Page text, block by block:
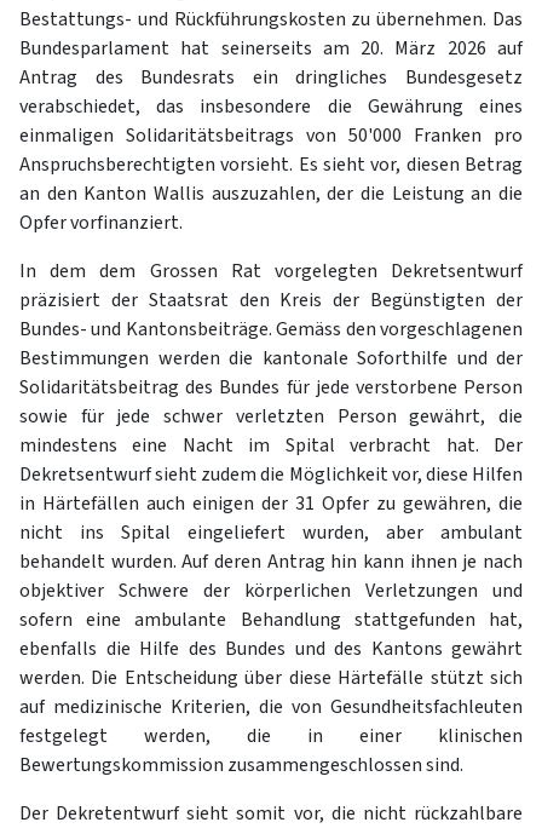
Bestattungs- und Rückführungskosten zu übernehmen. Das
Bundesparlament hat seinerseits am 20. März 2026 auf
Antrag des Bundesrats ein dringliches Bundesgesetz
verabschiedet, das insbesondere die Gewährung eines
einmaligen Solidaritätsbeitrags von 50'000 Franken pro
Anspruchsberechtigten vorsieht. Es sieht vor, diesen Betrag
an den Kanton Wallis auszuzahlen, der die Leistung an die
Opfer vorfinanziert.
In dem dem Grossen Rat vorgelegten Dekretsentwurf
präzisiert der Staatsrat den Kreis der Begünstigten der
Bundes- und Kantonsbeiträge. Gemäss den vorgeschlagenen
Bestimmungen werden die kantonale Soforthilfe und der
Solidaritätsbeitrag des Bundes für jede verstorbene Person
sowie für jede schwer verletzten Person gewährt, die
mindestens eine Nacht im Spital verbracht hat. Der
Dekretsentwurf sieht zudem die Möglichkeit vor, diese Hilfen
in Härtefällen auch einigen der 31 Opfer zu gewähren, die
nicht ins Spital eingeliefert wurden, aber ambulant
behandelt wurden. Auf deren Antrag hin kann ihnen je nach
objektiver Schwere der körperlichen Verletzungen und
sofern eine ambulante Behandlung stattgefunden hat,
ebenfalls die Hilfe des Bundes und des Kantons gewährt
werden. Die Entscheidung über diese Härtefälle stützt sich
auf medizinische Kriterien, die von Gesundheitsfachleuten
festgelegt werden, die in einer klinischen
Bewertungskommission zusammengeschlossen sind.
Der Dekretentwurf sieht somit vor, die nicht rückzahlbare